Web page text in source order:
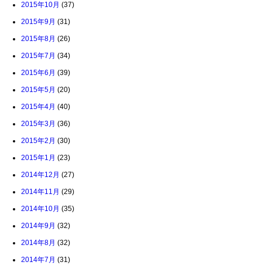
2015年10月 (37)
2015年9月 (31)
2015年8月 (26)
2015年7月 (34)
2015年6月 (39)
2015年5月 (20)
2015年4月 (40)
2015年3月 (36)
2015年2月 (30)
2015年1月 (23)
2014年12月 (27)
2014年11月 (29)
2014年10月 (35)
2014年9月 (32)
2014年8月 (32)
2014年7月 (31)